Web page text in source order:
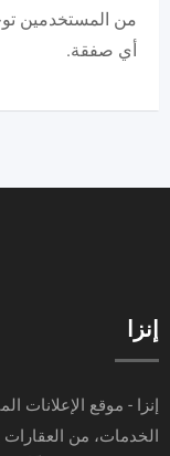
من المستخدمين
أي صفقة.
إنزا
إنزا - موقع الإعلانات
الخدمات، من العقارات